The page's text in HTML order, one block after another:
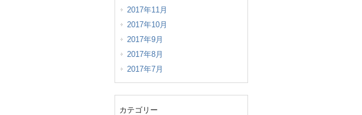
2017年11月
2017年10月
2017年9月
2017年8月
2017年7月
カテゴリー